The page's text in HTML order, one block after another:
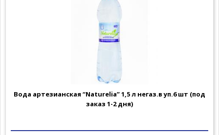
Вода артезианская “Naturelia” 1,5 л негаз.в уп.6 шт (под
заказ 1-2 дня)